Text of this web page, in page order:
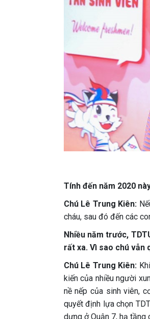
Tính đến năm 2020
Chú Lê Trung Kiên:
cháu, sau đó đến các
Nhiều năm trước,
rất xa. Vì sao chú vẫn
Chú Lê Trung Kiên:
kiến của nhiều người
nề nếp của sinh viên,
quyết định lựa chọn
dựng ở Quận 7, hạ